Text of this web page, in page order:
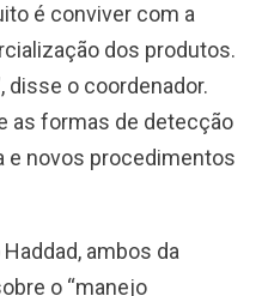
é conviver com a
dos produtos.
disse o coordenador.
as formas de detecção
e novos procedimentos
ambos da
o “manejo